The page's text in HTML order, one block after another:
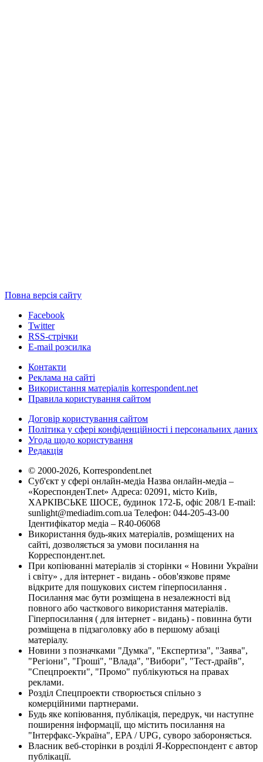
Повна версія сайту
Facebook
Twitter
RSS-стрічки
E-mail розсилка
Контакти
Реклама на сайті
Використання матеріалів korrespondent.net
Правила користування сайтом
Договір користування сайтом
Політика у сфері конфіденційності і персональних даних
Угода щодо користування
Редакція
© 2000-2026, Korrespondent.net
Суб'єкт у сфері онлайн-медіа Назва онлайн-медіа –
«КореспонденТ.net» Адреса: 02091, місто Київ,
ХАРКІВСЬКЕ ШОСЕ, будинок 172-Б, офіс 208/1 E-mail:
sunlight@mediadim.com.ua Телефон: 044-205-43-00
Ідентифікатор медіа – R40-06068
Використання будь-яких матеріалів, розміщених на
сайті, дозволяється за умови посилання на
Корреспондент.net.
При копіюванні матеріалів зі сторінки « Новини України
і світу» , для інтернет - видань - обов'язкове пряме
відкрите для пошукових систем гіперпосилання .
Посилання має бути розміщена в незалежності від
повного або часткового використання матеріалів.
Гіперпосилання ( для інтернет - видань) - повинна бути
розміщена в підзаголовку або в першому абзаці
матеріалу.
Новини з позначками "Думка", "Експертиза", "Заява",
"Регіони", "Гроші", "Влада", "Вибори", "Тест-драйв",
"Спецпроекти", "Промо" публікуються на правах
реклами.
Розділ Спецпроекти створюється спільно з
комерційними партнерами.
Будь яке копіювання, публікація, передрук, чи наступне
поширення інформації, що містить посилання на
"Інтерфакс-Україна", EPA / UPG, суворо забороняється.
Власник веб-сторінки в розділі Я-Корреспондент є автор
публікації.